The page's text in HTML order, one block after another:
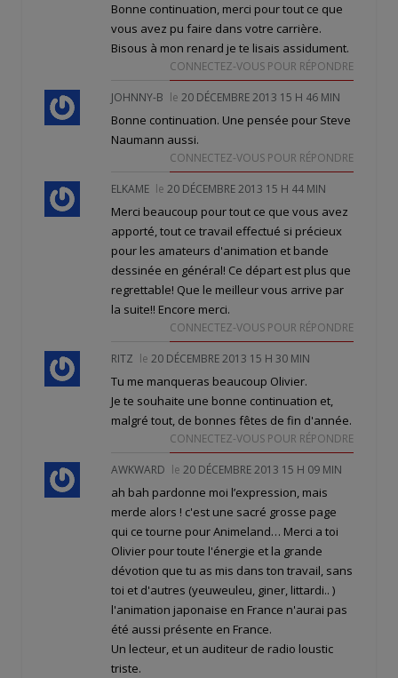
Bonne continuation, merci pour tout ce que
vous avez pu faire dans votre carrière.
Bisous à mon renard je te lisais assidument.
CONNECTEZ-VOUS POUR RÉPONDRE
JOHNNY-B le 20 DÉCEMBRE 2013 15 H 46 MIN
Bonne continuation. Une pensée pour Steve
Naumann aussi.
CONNECTEZ-VOUS POUR RÉPONDRE
ELKAME le 20 DÉCEMBRE 2013 15 H 44 MIN
Merci beaucoup pour tout ce que vous avez
apporté, tout ce travail effectué si précieux
pour les amateurs d'animation et bande
dessinée en général! Ce départ est plus que
regrettable! Que le meilleur vous arrive par
la suite!! Encore merci.
CONNECTEZ-VOUS POUR RÉPONDRE
RITZ le 20 DÉCEMBRE 2013 15 H 30 MIN
Tu me manqueras beaucoup Olivier.
Je te souhaite une bonne continuation et,
malgré tout, de bonnes fêtes de fin d'année.
CONNECTEZ-VOUS POUR RÉPONDRE
AWKWARD le 20 DÉCEMBRE 2013 15 H 09 MIN
ah bah pardonne moi l’expression, mais
merde alors ! c'est une sacré grosse page
qui ce tourne pour Animeland… Merci a toi
Olivier pour toute l'énergie et la grande
dévotion que tu as mis dans ton travail, sans
toi et d'autres (yeuweuleu, giner, littardi.. )
l'animation japonaise en France n'aurai pas
été aussi présente en France.
Un lecteur, et un auditeur de radio loustic
triste.